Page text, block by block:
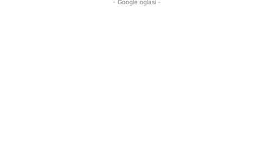
- Google oglasi -